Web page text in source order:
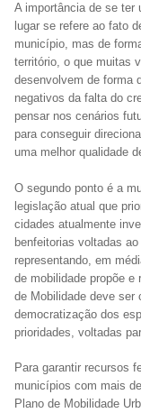
A importância de se ter
lugar se refere ao fato
município, mas de
território, o que muitas
desenvolvem de forma
negativos da falta do
pensar nos cenários
para conseguir
uma melhor qualidade
O segundo ponto é a
legislação atual que
cidades atualmente
benfeitorias voltadas
representando, em
de mobilidade propõe
de Mobilidade deve ser
democratização dos
prioridades, voltadas
Para garantir recursos
municípios com mais
Plano de Mobilidade